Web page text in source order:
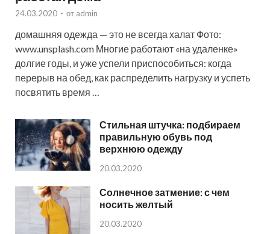
24.03.2020 - от admin
домашняя одежда — это не всегда халат Фото:
www.unsplash.com Многие работают «на удаленке»
долгие годы, и уже успели приспособиться: когда
перерыв на обед, как распределить нагрузку и успеть
посвятить время …
Стильная штучка: подбираем
правильную обувь под
верхнюю одежду
20.03.2020
Солнечное затмение: с чем
носить желтый
20.03.2020